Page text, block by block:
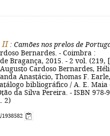
II : Camões nos prelos de
Bernardes. - Coimbra :
Bragança, 2015. - 2 vol. (219,
Cardoso Bernardes,
Anastácio, Thomas F. Earle,
bibliográfico / A. E. Maia
da Silva Pereira. - ISBN 978-
2)